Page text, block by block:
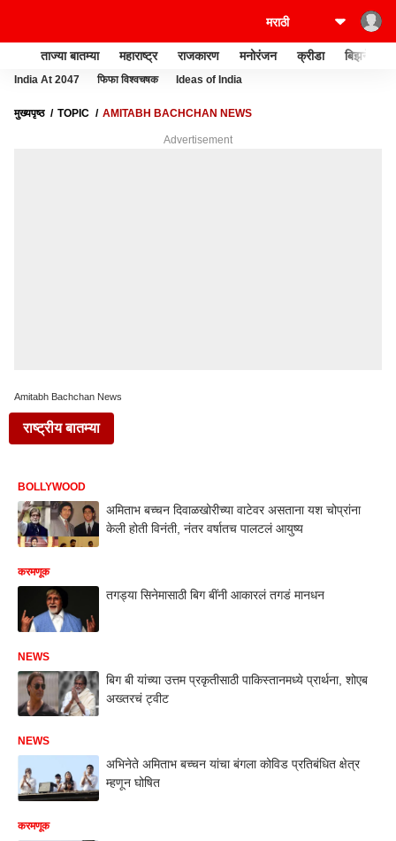
ताज्या बातम्या महाराष्ट्र राजकारण मनोरंजन क्रीडा बिझनेस
India At 2047 फिफा विश्वचषक Ideas of India
मुख्यपृष्ठ TOPIC AMITABH BACHCHAN NEWS
Advertisement
Amitabh Bachchan News
राष्ट्रीय बातम्या
BOLLYWOOD
अमिताभ बच्चन दिवाळखोरीच्या वाटेवर असताना यश चोप्रांना
केली होती विनंती, नंतर वर्षातच पालटलं आयुष्य
करमणूक
तगड्या सिनेमासाठी बिग बींनी आकारलं तगडं मानधन
NEWS
बिग बी यांच्या उत्तम प्रकृतीसाठी पाकिस्तानमध्ये प्रार्थना, शोएब
अख्तरचं ट्वीट
NEWS
अभिनेते अमिताभ बच्चन यांचा बंगला कोविड प्रतिबंधित क्षेत्र
म्हणून घोषित
करमणूक